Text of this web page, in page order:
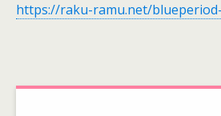
https://raku-ramu.net/